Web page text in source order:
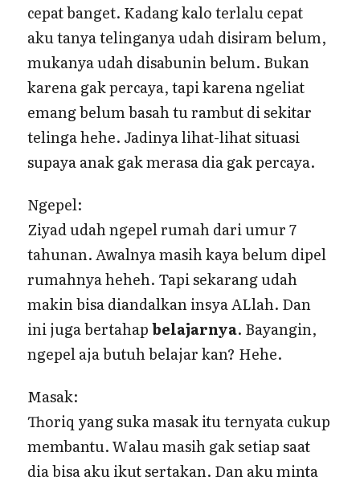
cepat banget. Kadang kalo terlalu cepat
aku tanya telinganya udah disiram belum,
mukanya udah disabunin belum. Bukan
karena gak percaya, tapi karena ngeliat
emang belum basah tu rambut di sekitar
telinga hehe. Jadinya lihat-lihat situasi
supaya anak gak merasa dia gak percaya.
Ngepel:
Ziyad udah ngepel rumah dari umur 7
tahunan. Awalnya masih kaya belum dipel
rumahnya heheh. Tapi sekarang udah
makin bisa diandalkan insya ALlah. Dan
ini juga bertahapbelajarnya. Bayangin,
ngepel aja butuh belajar kan? Hehe.
Masak:
Thoriq yang suka masak itu ternyata cukup
membantu. Walau masih gak setiap saat
dia bisa aku ikut sertakan. Dan aku minta